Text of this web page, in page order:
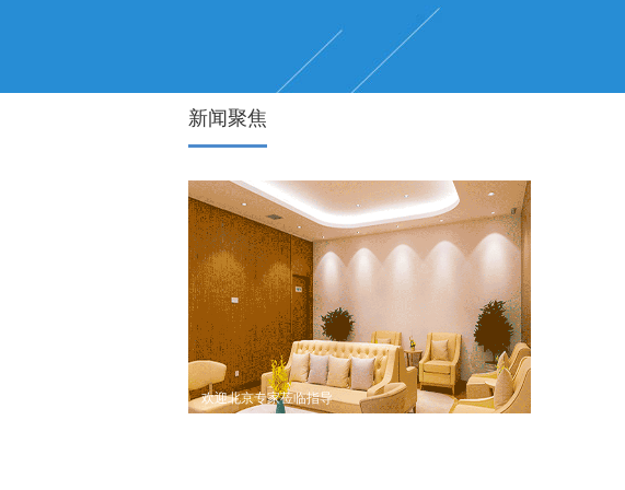
新闻聚焦
欢迎北京专家莅临指导